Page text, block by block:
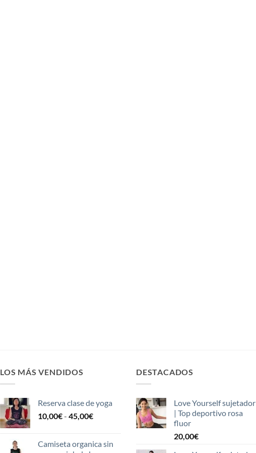
LOS MÁS VENDIDOS
Reserva clase de yoga
10,00€- 45,00€Rango
desde
Camiseta organica sin
DESTACADOS
Love Yourself sujetador
| Top deportivo rosa
fluor
20,00€